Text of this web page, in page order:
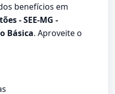
benefícios em
- SEE-MG -
Básica. Aproveite o